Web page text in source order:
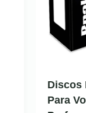
Discos
Para